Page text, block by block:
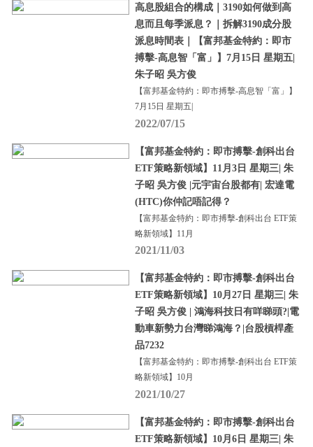
高息股組合的構成｜3190如何做到高
息而且每季派息？｜拆解3190成分股
派息時間表｜【富邦基金特約：即市
搏擊-高息智「富」】7月15日 星期五|
朱子昭 吳方俊
【富邦基金特約：即市搏擊-高息智「富」】
7月15日 星期五|
2022/07/15
【富邦基金特約：即市搏擊-創科出台
ETF策略新領域】11月3日 星期三| 朱
子昭 吳方俊 |元宇宙台股都有| 宏達電
(HTC)你仲記唔記得？
【富邦基金特約：即市搏擊-創科出台 ETF策
略新領域】11月
2021/11/03
【富邦基金特約：即市搏擊-創科出台
ETF策略新領域】10月27日 星期三| 朱
子昭 吳方俊 | 鴻海科技日有咩睇頭?|電
動車新勢力台灣睇鴻海？|台股槓桿產
品7232
【富邦基金特約：即市搏擊-創科出台 ETF策
略新領域】10月
2021/10/27
【富邦基金特約：即市搏擊-創科出台
ETF策略新領域】10月6日 星期三| 朱